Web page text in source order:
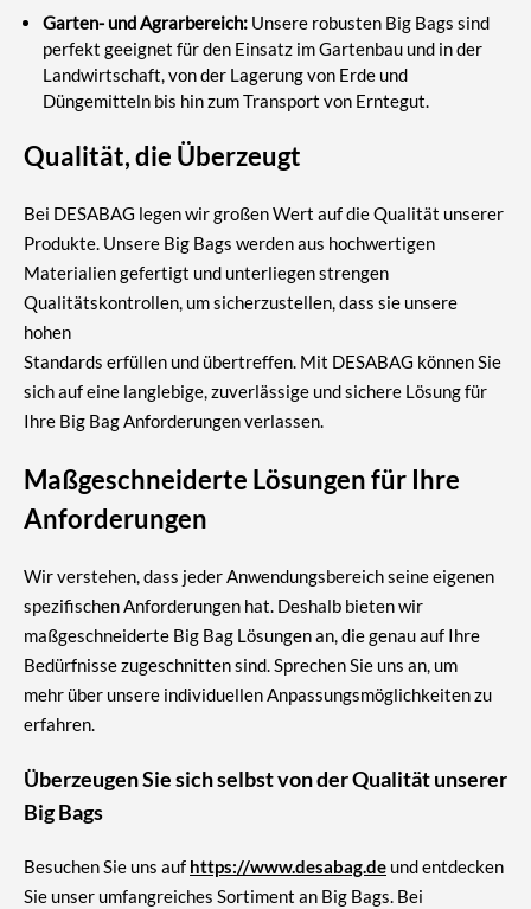
Garten- und Agrarbereich: Unsere robusten Big Bags sind
perfekt geeignet für den Einsatz im Gartenbau und in der
Landwirtschaft, von der Lagerung von Erde und
Düngemitteln bis hin zum Transport von Erntegut.
Qualität, die Überzeugt
Bei DESABAG legen wir großen Wert auf die Qualität unserer
Produkte. Unsere Big Bags werden aus hochwertigen
Materialien gefertigt und unterliegen strengen
Qualitätskontrollen, um sicherzustellen, dass sie unsere
hohen
Standards erfüllen und übertreffen. Mit DESABAG können Sie
sich auf eine langlebige, zuverlässige und sichere Lösung für
Ihre Big Bag Anforderungen verlassen.
Maßgeschneiderte Lösungen für Ihre
Anforderungen
Wir verstehen, dass jeder Anwendungsbereich seine eigenen
spezifischen Anforderungen hat. Deshalb bieten wir
maßgeschneiderte Big Bag Lösungen an, die genau auf Ihre
Bedürfnisse zugeschnitten sind. Sprechen Sie uns an, um
mehr über unsere individuellen Anpassungsmöglichkeiten zu
erfahren.
Überzeugen Sie sich selbst von der Qualität unserer
Big Bags
Besuchen Sie uns auf https://www.desabag.de und entdecken
Sie unser umfangreiches Sortiment an Big Bags. Bei